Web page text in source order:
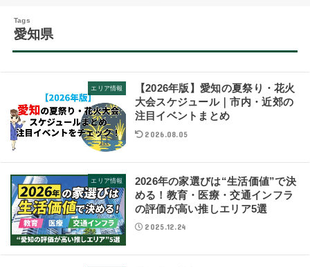
愛知県
エリア情報
【2026年版】愛知の夏祭り・花火
大会スケジュール｜市内・近郊の
注目イベントまとめ
2026.08.05
エリア情報
2026年の家選びは“生活価値”で決
める！教育・医療・交通インフラ
の評価が高い推しエリア5選
2025.12.24